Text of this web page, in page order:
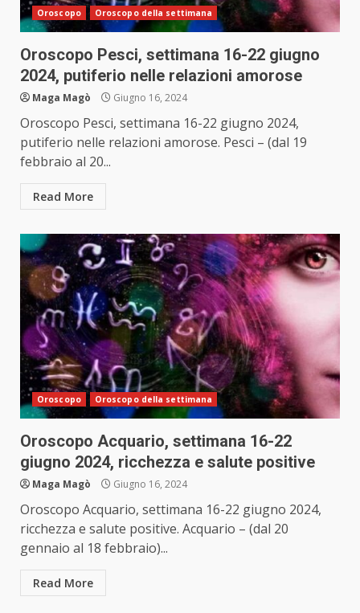
Oroscopo Oroscopo della settimana
Oroscopo Pesci, settimana 16-22 giugno
2024, putiferio nelle relazioni amorose
Maga Magò Giugno 16, 2024
Oroscopo Pesci, settimana 16-22 giugno 2024,
putiferio nelle relazioni amorose. Pesci – (dal 19
febbraio al 20...
Read More
Oroscopo Oroscopo della settimana
Oroscopo Acquario, settimana 16-22
giugno 2024, ricchezza e salute positive
Maga Magò Giugno 16, 2024
Oroscopo Acquario, settimana 16-22 giugno 2024,
ricchezza e salute positive. Acquario – (dal 20
gennaio al 18 febbraio)...
Read More